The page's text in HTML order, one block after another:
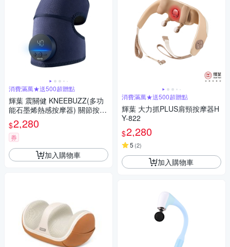
消費滿萬★送500超贈點
輝葉 震關健 KNEEBUZZ(多功
能石墨烯熱感按摩器) 關節按摩
膝蓋按摩 HY-762
$2,280
券
加入購物車
消費滿萬★送500超贈點
輝葉 大力抓PLUS肩頸按摩器H
Y-822
$2,280
5 (2)
加入購物車